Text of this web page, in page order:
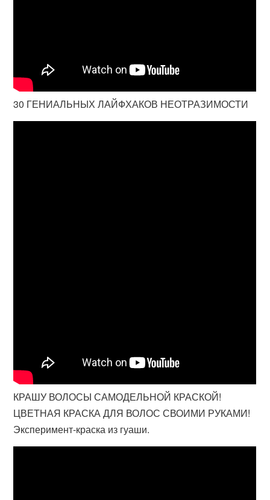
30 ГЕНИАЛЬНЫХ ЛАЙФХАКОВ НЕОТРАЗИМОСТИ
КРАШУ ВОЛОСЫ САМОДЕЛЬНОЙ КРАСКОЙ!
ЦВЕТНАЯ КРАСКА ДЛЯ ВОЛОС СВОИМИ РУКАМИ!
Эксперимент-краска из гуаши.